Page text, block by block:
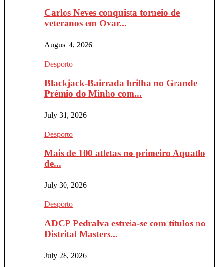
Carlos Neves conquista torneio de
veteranos em Ovar...
August 4, 2026
Desporto
Blackjack-Bairrada brilha no Grande
Prémio do Minho com...
July 31, 2026
Desporto
Mais de 100 atletas no primeiro Aquatlo
de...
July 30, 2026
Desporto
ADCP Pedralva estreia-se com títulos no
Distrital Masters...
July 28, 2026